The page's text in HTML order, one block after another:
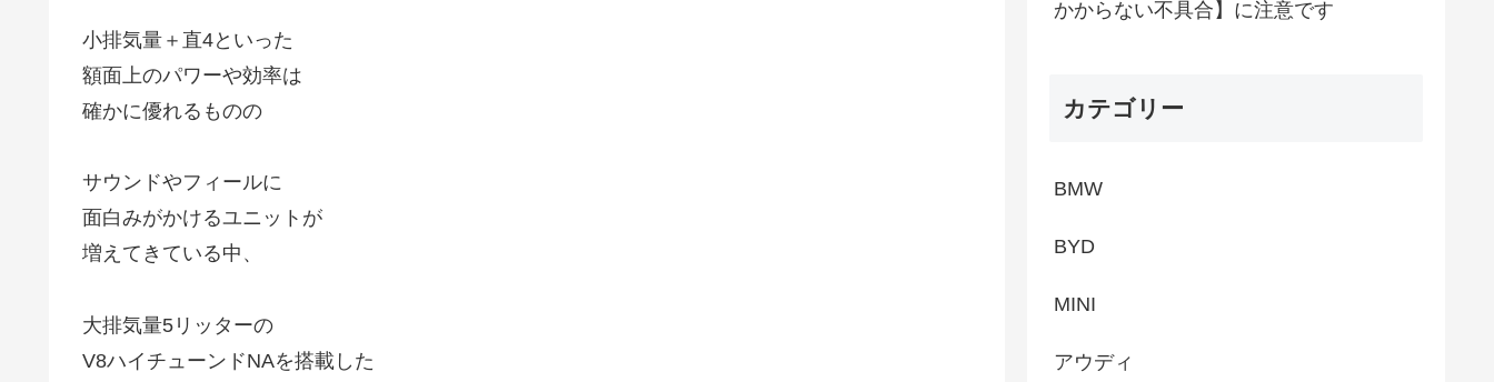
小排気量＋直4といった
額面上のパワーや効率は
確かに優れるものの
サウンドやフィールに
面白みがかけるユニットが
増えてきている中、
大排気量5リッターの
V8ハイチューンドNAを搭載した
かからない不具合】に注意です
カテゴリー
BMW
BYD
MINI
アウディ